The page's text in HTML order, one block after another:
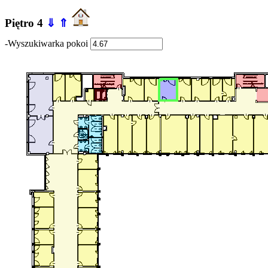
Piętro 4 ⇓ ⇑
-Wyszukiwarka pokoi